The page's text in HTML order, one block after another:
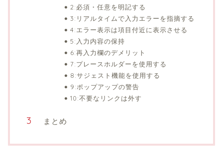
2:必須・任意を明記する
3:リアルタイムで入力エラーを指摘する
4:エラー表示は項目付近に表示させる
5:入力内容の保持
6:再入力欄のデメリット
7:プレースホルダーを使用する
8:サジェスト機能を使用する
9:ポップアップの警告
10:不要なリンクは外す
まとめ